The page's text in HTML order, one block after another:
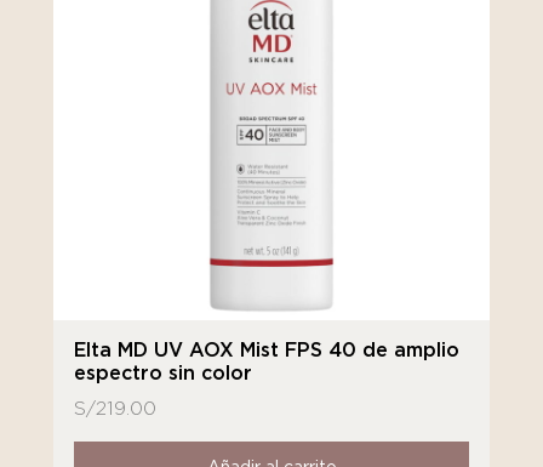
Elta MD UV AOX Mist FPS 40 de amplio
espectro sin color
S/219.00